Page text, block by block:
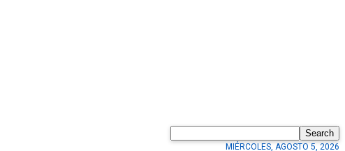
Search
MIÉRCOLES, AGOSTO 5, 2026